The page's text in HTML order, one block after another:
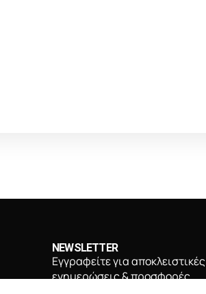
NEWSLETTER
Εγγραφείτε για αποκλειστικές
ενημερώσεις & προσφορές